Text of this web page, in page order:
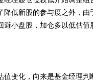
降低新股的参与度之外，
小盘股，加仓多以低估值
变化，向来是基金经理判